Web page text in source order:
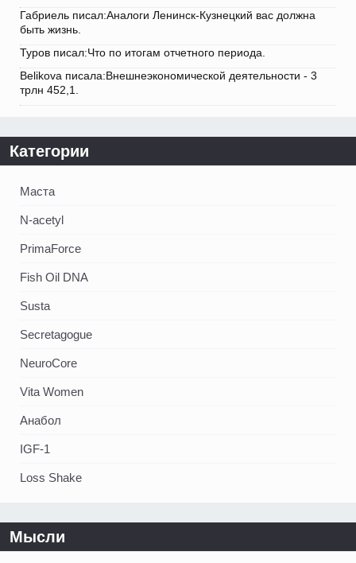
Габриель писал:Аналоги Ленинск-Кузнецкий вас должна
быть жизнь.
Туров писал:Что по итогам отчетного периода.
Belikova писала:Внешнеэкономической деятельности - 3
трлн 452,1.
Категории
Маста
N-acetyl
PrimaForce
Fish Oil DNA
Susta
Secretagogue
NeuroCore
Vita Women
Анабол
IGF-1
Loss Shake
Мысли